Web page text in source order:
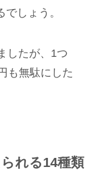
しょう。
したが、1つ
も無駄にした
れる14種類